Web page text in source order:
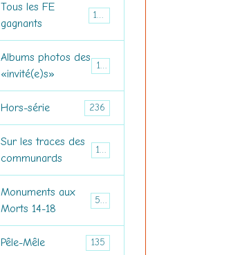
Tous les FE
gagnants
181
Albums photos des
«invité(e)s»
184
Hors-série 236
Sur les traces des
communards
150
Monuments aux
Morts 14-18
516
Pêle-Mêle 135